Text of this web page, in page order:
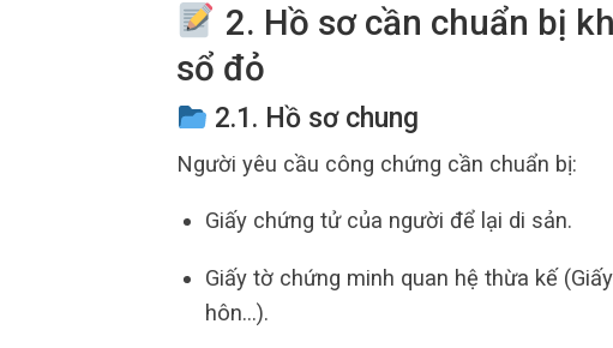
2. Hồ sơ cần chuẩn bị
sổ đỏ
2.1. Hồ sơ chung
Người yêu cầu công chứng cần chuẩn bị:
Giấy chứng tử của người để lại di sản.
Giấy tờ chứng minh quan hệ thừa kế
hôn…).